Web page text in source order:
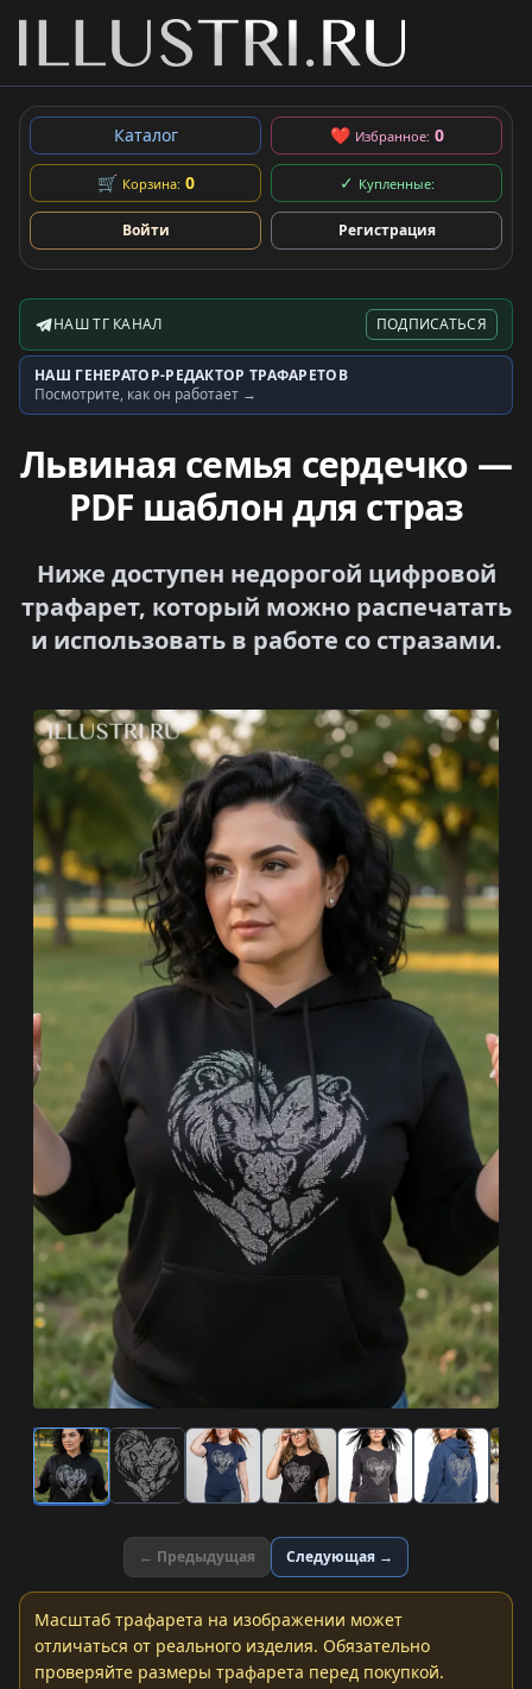
Каталог ❤ Избранное: 0
🛒 Корзина: 0 ✓ Купленные:
Войти Регистрация
Telegram-канал
НАШ ТГ КАНАЛ ПОДПИСАТЬСЯ
Генератор трафаретов
НАШ ГЕНЕРАТОР-РЕДАКТОР ТРАФАРЕТОВ
Посмотрите, как он работает →
Львиная семья сердечко —
PDF шаблон для страз
Ниже доступен недорогой цифровой
трафарет, который можно распечатать
и использовать в работе со стразами.
← Предыдущая Следующая →
Масштаб трафарета на изображении может
отличаться от реального изделия. Обязательно
проверяйте размеры трафарета перед покупкой.